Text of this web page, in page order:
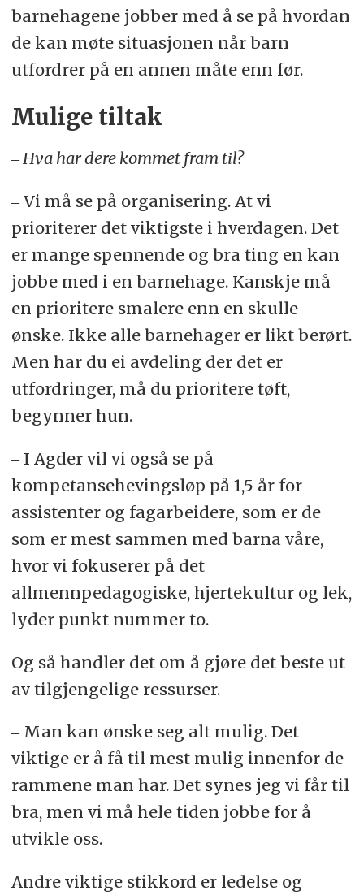
barnehagene jobber med å se på hvordan
de kan møte situasjonen når barn
utfordrer på en annen måte enn før.
Mulige tiltak
‒ Hva har dere kommet fram til?
‒ Vi må se på organisering. At vi
prioriterer det viktigste i hverdagen. Det
er mange spennende og bra ting en kan
jobbe med i en barnehage. Kanskje må
en prioritere smalere enn en skulle
ønske. Ikke alle barnehager er likt berørt.
Men har du ei avdeling der det er
utfordringer, må du prioritere tøft,
begynner hun.
‒ I Agder vil vi også se på
kompetansehevingsløp på 1,5 år for
assistenter og fagarbeidere, som er de
som er mest sammen med barna våre,
hvor vi fokuserer på det
allmennpedagogiske, hjertekultur og lek,
lyder punkt nummer to.
Og så handler det om å gjøre det beste ut
av tilgjengelige ressurser.
‒ Man kan ønske seg alt mulig. Det
viktige er å få til mest mulig innenfor de
rammene man har. Det synes jeg vi får til
bra, men vi må hele tiden jobbe for å
utvikle oss.
Andre viktige stikkord er ledelse og